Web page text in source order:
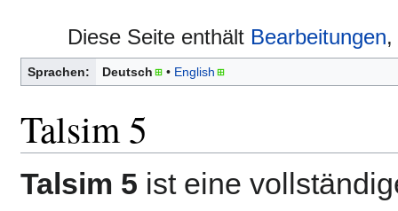
Diese Seite enthält Bearbeitungen
Sprachen: Deutsch English
Talsim 5
Talsim 5 ist eine